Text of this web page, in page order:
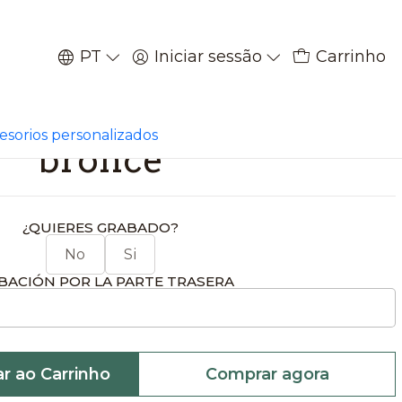
PT Iniciar sessão Carrinho
personalizados
homologación zorro
bronce
¿QUIERES GRABADO?
No Si
POR LA PARTE TRASERA
ao Carrinho Comprar agora